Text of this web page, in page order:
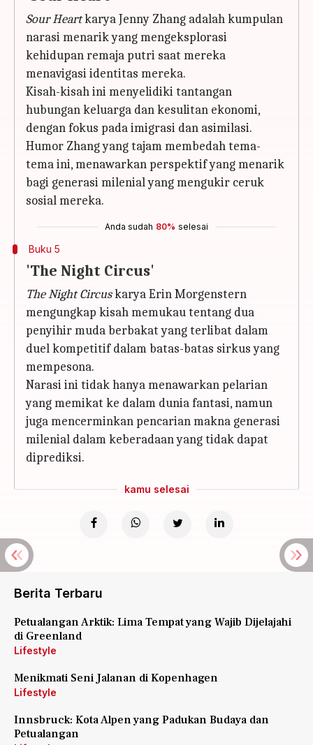
Sour Heartkarya Jenny Zhang adalah kumpulan
narasi menarik yang mengeksplorasi
kehidupan remaja putri saat mereka
menavigasi identitas mereka.
Kisah-kisah ini menyelidiki tantangan
hubungan keluarga dan kesulitan ekonomi,
dengan fokus pada imigrasi dan asimilasi.
Humor Zhang yang tajam membedah tema-
tema ini, menawarkan perspektif yang menarik
bagi generasi milenial yang mengukir ceruk
sosial mereka.
Anda sudah 80% selesai
Buku 5
'The Night Circus'
The Night Circuskarya Erin Morgenstern
mengungkap kisah memukau tentang dua
penyihir muda berbakat yang terlibat dalam
duel kompetitif dalam batas-batas sirkus yang
mempesona.
Narasi ini tidak hanya menawarkan pelarian
yang memikat ke dalam dunia fantasi, namun
juga mencerminkan pencarian makna generasi
milenial dalam keberadaan yang tidak dapat
diprediksi.
kamu selesai
Berita Terbaru
Petualangan Arktik: Lima Tempat yang Wajib Dijelajahi
di Greenland
Lifestyle
Menikmati Seni Jalanan di Kopenhagen
Lifestyle
Innsbruck: Kota Alpen yang Padukan Budaya dan
Petualangan